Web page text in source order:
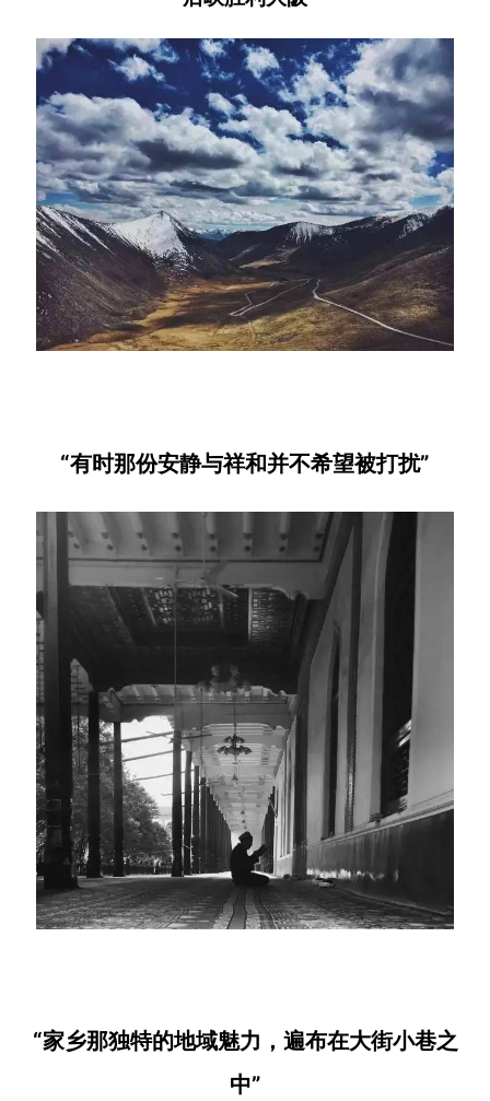
“有时那份安静与祥和并不希望被打扰”
“家乡那独特的地域魅力， 遍布在大街小巷之
中”